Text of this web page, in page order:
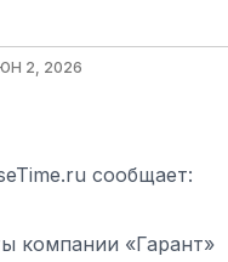
2, 2026
сообщает:
компании «Гарант»